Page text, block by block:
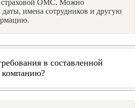
страховой ОМС. Можно
даты, имена сотрудников и другую
в составленной
компанию?